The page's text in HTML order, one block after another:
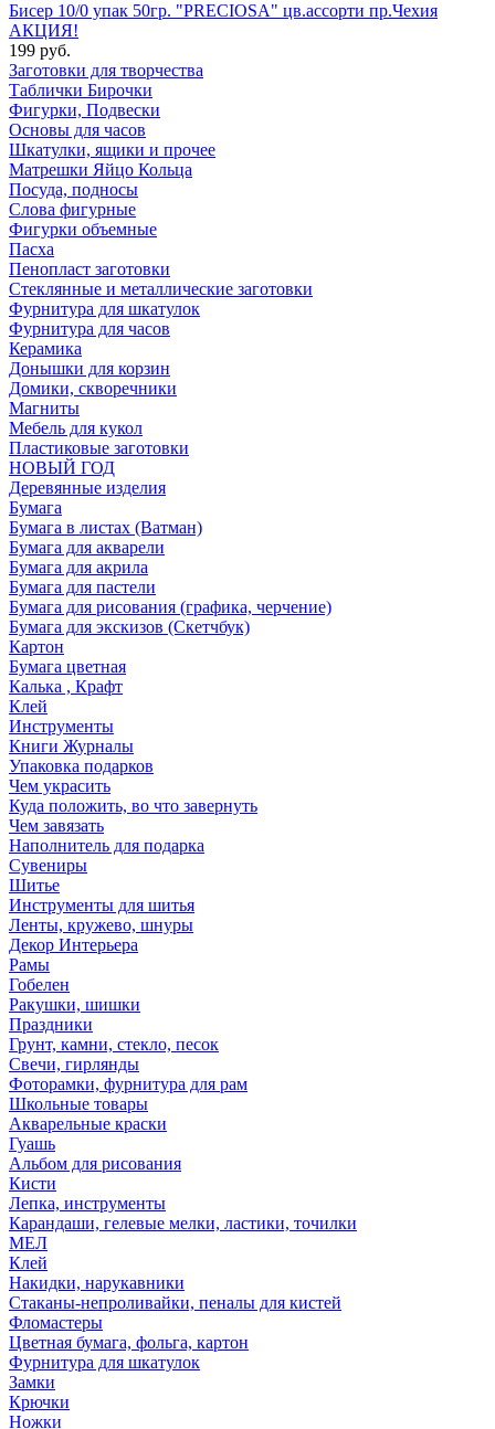
Бисер 10/0 упак 50гр. "PRECIOSA" цв.ассорти пр.Чехия
АКЦИЯ!
199 руб.
Заготовки для творчества
Таблички Бирочки
Фигурки, Подвески
Основы для часов
Шкатулки, ящики и прочее
Матрешки Яйцо Кольца
Посуда, подносы
Слова фигурные
Фигурки объемные
Пасха
Пенопласт заготовки
Стеклянные и металлические заготовки
Фурнитура для шкатулок
Фурнитура для часов
Керамика
Донышки для корзин
Домики, скворечники
Магниты
Мебель для кукол
Пластиковые заготовки
НОВЫЙ ГОД
Деревянные изделия
Бумага
Бумага в листах (Ватман)
Бумага для акварели
Бумага для акрила
Бумага для пастели
Бумага для рисования (графика, черчение)
Бумага для экскизов (Скетчбук)
Картон
Бумага цветная
Калька , Крафт
Клей
Инструменты
Книги Журналы
Упаковка подарков
Чем украсить
Куда положить, во что завернуть
Чем завязать
Наполнитель для подарка
Сувениры
Шитье
Инструменты для шитья
Ленты, кружево, шнуры
Декор Интерьера
Рамы
Гобелен
Ракушки, шишки
Праздники
Грунт, камни, стекло, песок
Свечи, гирлянды
Фоторамки, фурнитура для рам
Школьные товары
Акварельные краски
Гуашь
Альбом для рисования
Кисти
Лепка, инструменты
Карандаши, гелевые мелки, ластики, точилки
МЕЛ
Клей
Накидки, нарукавники
Стаканы-непроливайки, пеналы для кистей
Фломастеры
Цветная бумага, фольга, картон
Фурнитура для шкатулок
Замки
Крючки
Ножки